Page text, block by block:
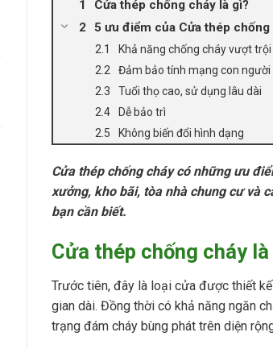
Cửa thép chống cháy là gì?
5 ưu điểm của Cửa thép chống
Khả năng chống cháy vượt trội
Đảm bảo tính mạng con người
Tuổi thọ cao, sử dụng lâu dài
Dễ bảo trì
Không biến đổi hình dạng
Cửa thép chống cháy có những ưu
xưởng, kho bãi, tòa nhà chung cư và
bạn cần biết.
Cửa thép chống cháy là
Trước tiên, đây là loại cửa được thiết
gian dài. Đồng thời có khả năng ngăn
trạng đám cháy bùng phát trên diện